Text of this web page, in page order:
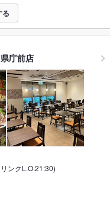
る
庁前店
ンクL.O.21:30)